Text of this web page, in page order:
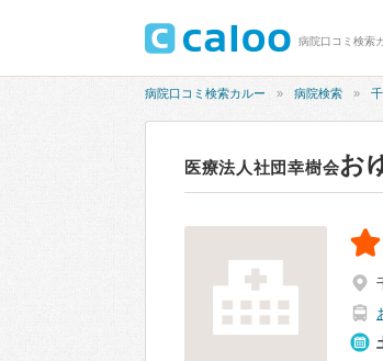
病院口コミ検索
病院口コミ検索カルー 病院検索
医療法人社団幸樹会お